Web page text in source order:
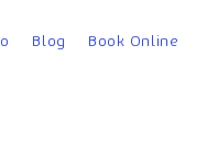
Blog Book Online